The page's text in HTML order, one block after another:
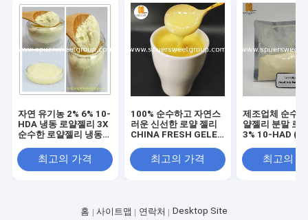
자연 유기농 2% 6% 10-
HDA 냉동 로얄젤리 3X
순수한 로얄젤리 냉동
최고의 가격
100% 순수하고 자연스
러운 신선한 로얄 젤리
CHINA FRESH GELEE
최고의 가격
제조업체 순수
얄젤리 분말 로
3% 10-HAD
최고의
홈 사이트맵 연락처 Desktop Site